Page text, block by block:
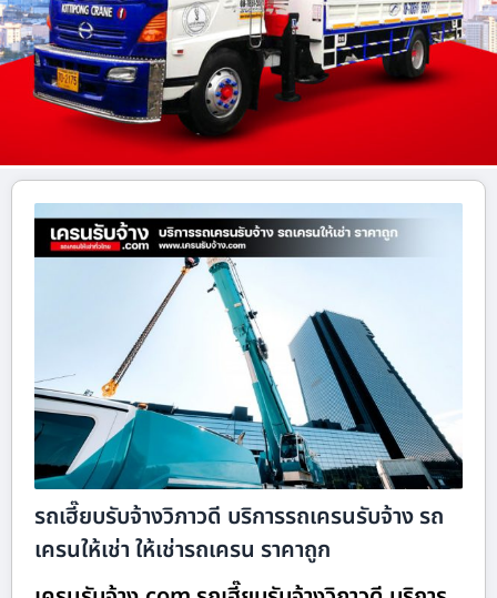
รถเฮี๊ยบรับจ้างวิภาวดี บริการรถเครนรับจ้าง รถ
เครนให้เช่า ให้เช่ารถเครน ราคาถูก